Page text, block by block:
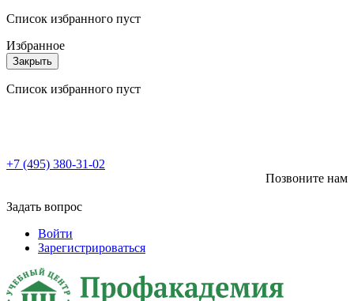
Список избранного пуст
Избранное
Закрыть
Список избранного пуст
+7 (495) 380-31-02
Позвоните нам
Задать вопрос
Войти
Зарегистрироваться